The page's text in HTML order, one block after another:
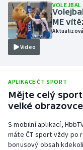
Parasport
Plavání
Ragby
Rychlobruslení
Rychlostní
Video
VOLEJBAL
ME
APLIKACE ČT SPORT
Mějte celý
velké
S mobilní aplikací,
máte ČT sport vždy po
bonusový obsah